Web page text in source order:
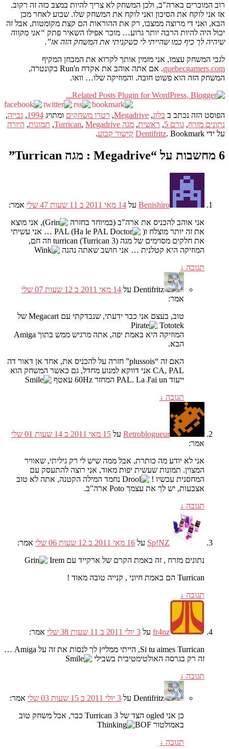
רוב המוכרים בארה"ב, ולכן המשחק לא צריך להיות במצב כזה זה רקוב.
אז אני לוקח את הסיכון ואני לוקח את המשחק שלו. שבוע לאחר מכן
הבא, ואני די מרוצה ממצבו, רק את ההוראות הם קצת מקומטות, אבל זה
יכול היה להיות הרבה יותר גרוע… מוכר אפילו השאיר פתק “אני מקווה
שיהיה לך כיף כמו שהייתי לי כשקניתי את המשחק הזה אז”.
לגבי המשחק עצמו, אני מזמין אותך לקרוא את המבחן המקיף
quebecgamers.com
. אם אתה אוהב את אקדח Run'n בקונטרה,
המשחק הזה הוא פשוט חובה. והמוזיקה שלו… וואו.
הפוסט הזה נכתב ב בלוג,
Megadrive
, רטרו משחקים ומתויג 1994
, גבייה,
נתונים מזרח, גורם 5 , ראשית, מגה Turrican , Megadrive
, תמונות, היורה
על ידי
Dentifritz. Bookmark קישור קבוע.
6 מחשבות על “ Megadrive : מגה Turrican ”
Benishiro על 14 מאי 2011 ב 11 שעות 47 שלי
אמר:
אני אוהב להכניס את ארה"ב (במיוחד בחזרה
), אני מוצא
את זה יותר מוצלח וPAL (Ha le PAL
) … אני עשיתי
את חלקים מסוימים של מגה turrican (Turrican 3) וזה חם,
המוזיקה היא קטלנית … אני חושב שאתה נהנה
תגובה ↓
Dentifritz על 14 מאי 2011 ב 12 שעות 07 שלי
אמר:
טוב, בעצם אני כבר ידעתי, שנבדקתי עם Megacart של
Tototek
המוזיקה היא באמת יפה, אתה מרגיש ממש בתוך Amiga
הבא.
האם זה “plussois” חזרה על להכניס את, אחד אן דאור דה
CA, PAL אני דווקא למנוע מחדל, גם כאשר המשחק הוא
ייעוד PAL. La J'ai un המחזר 60Hz עאטף
תגובה ↓
Retroblogueur על 15 מאי 2011 ב 14 שעות 01 שלי
אמר:
אני לא יודע מה כותרת, אבל ממה שיש לי רק גיליתי, שאוויר
המצוין. תמונות שעשית יפות מאוד, אני רוצה להתעסק עם
המחסנית עכשיו !
נחמד המילה הקטנה, אתה לא טוב
אצבעות, יש לך את עצמך Poto ארה"ב.
תגובה ↓
Sp!NZ על 16 מאי 2011 ב 12 שעות 06 שלי
אמר:
נתונים מזרח , זה באמת הקרם של ארקייד עם Irem
Turrican הם באמת חיוני , קנייה טובה מאוד !
תגובה ↓
fr4nz על 3 יולי 2011 ב 11 שעות 38 שלי
אמר:
Si tu aimes Turrican, הייתי ממליץ לך לנסות את זה על Amiga …
זה רק בגרסה האולטימטיבית בשבילי
תגובה ↓
Dentifritz על 3 יולי 2011 ב 15 שעות 03 שלי
אמר:
כן אני ogled הצד של Turrican 3 כבר, אבל משחק טוב
באמולטור BOF
תגובה ↓